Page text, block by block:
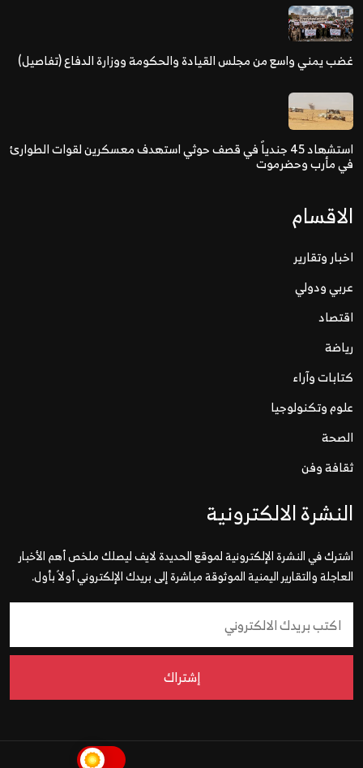
غضب يمني واسع من مجلس القيادة والحكومة ووزارة الدفاع (تفاصيل)
استشهاد 45 جندياً في قصف حوثي استهدف معسكرين لقوات الطوارئ
في مأرب وحضرموت
الاقسام
اخبار وتقارير
عربي ودولي
اقتصاد
رياضة
كتابات وآراء
علوم وتكنولوجيا
الصحة
ثقافة وفن
النشرة الالكترونية
اشترك في النشرة الإلكترونية لموقع الحديدة لايف ليصلك ملخص أهم الأخبار
العاجلة والتقارير اليمنية الموثوقة مباشرة إلى بريدك الإلكتروني أولاً بأول.
إشتراك